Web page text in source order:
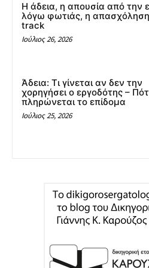
Η άδεια, η απουσία από την
λόγω φωτιάς, η
track
Ιούλιος 26, 2026
Άδεια: Tι γίνεται αν δεν την
χορηγήσει ο εργοδότης –
πληρώνεται το επίδομα
Ιούλιος 25, 2026